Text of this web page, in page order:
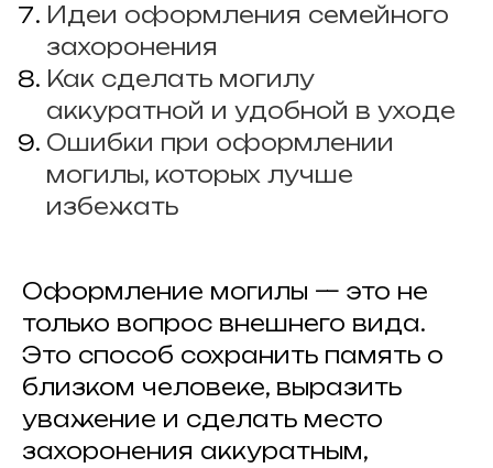
Идеи оформления семейного
захоронения
Как сделать могилу
аккуратной и удобной в уходе
Ошибки при оформлении
могилы, которых лучше
избежать
Оформление могилы — это не
только вопрос внешнего вида.
Это способ сохранить память о
близком человеке, выразить
уважение и сделать место
захоронения аккуратным,